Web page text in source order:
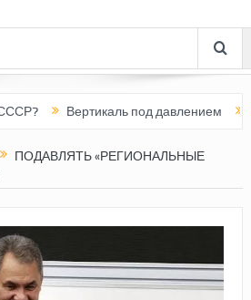
Вертикаль под давлением
ПОДАВЛЯТЬ «РЕГИОНАЛЬНЫЕ